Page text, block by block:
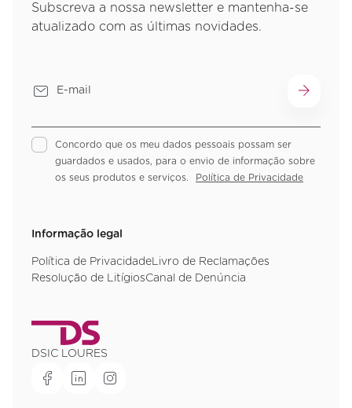
Subscreva a nossa newsletter e mantenha-se
atualizado com as últimas novidades.
Concordo que os meu dados pessoais possam ser
guardados e usados, para o envio de informação sobre
os seus produtos e serviços.
Política de Privacidade
Informação legal
Política de Privacidade Livro de Reclamações
Resolução de LitígiosCanal de Denúncia
DSIC LOURES